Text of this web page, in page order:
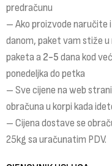
predračunu
– Ako proizvode naručite
danom, paket vam stiže u
paketa a 2-5 dana kod
ponedeljka do petka
– Sve cijene na web
obračuna u korpi kada
– Cijena dostave se
25kg sa uračunatim PDV.